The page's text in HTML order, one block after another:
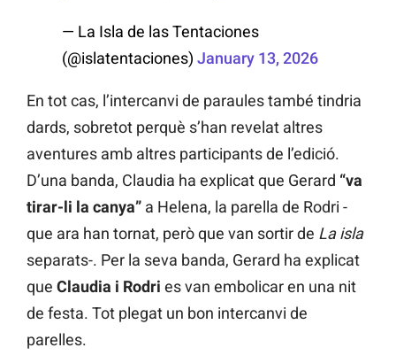
— La Isla de las Tentaciones
(@islatentaciones) January 13, 2026
En tot cas, l’intercanvi de paraules també tindria
dards, sobretot perquè s’han revelat altres
aventures amb altres participants de l’edició.
D’una banda, Claudia ha explicat que Gerard “va
tirar-li la canya” a Helena, la parella de Rodri -
que ara han tornat, però que van sortir de La isla
separats-. Per la seva banda, Gerard ha explicat
que Claudia i Rodri es van embolicar en una nit
de festa. Tot plegat un bon intercanvi de
parelles.